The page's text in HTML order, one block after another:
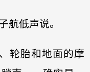
航低声说。
轮胎和地面的摩